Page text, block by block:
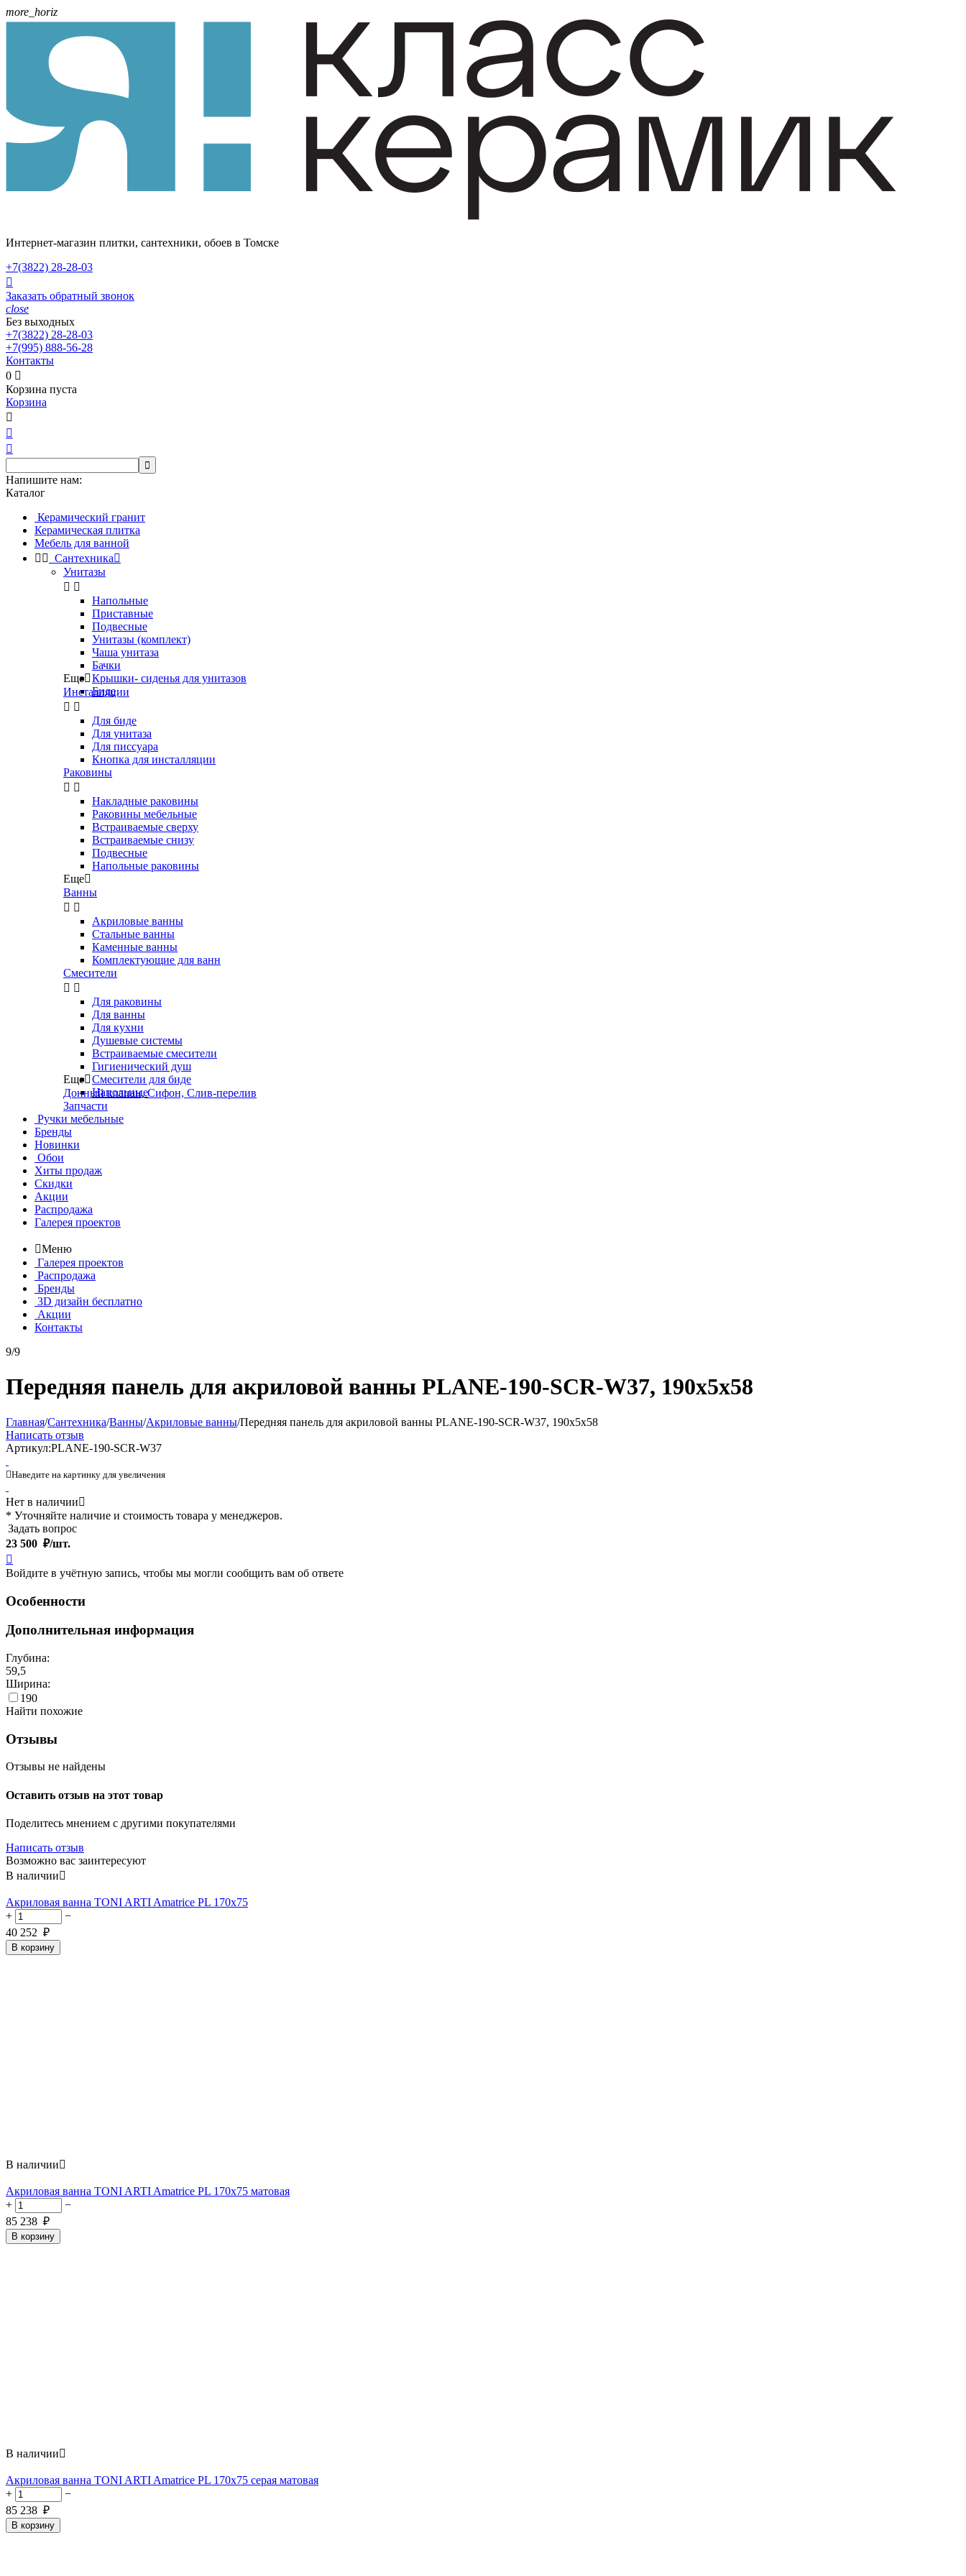
more_horiz
Интернет-магазин плитки, сантехники, обоев в Томске
+7(3822) 28-28-03

Заказать обратный звонок
close
Без выходных
+7(3822) 28-28-03
+7(995) 888-56-28
Контакты
0 
Корзина пуста
Корзина




Напишите нам:
Каталог
Керамический гранит
Керамическая плитка
Мебель для ванной
  Сантехника
Унитазы
 
Напольные
Приставные
Подвесные
Унитазы (комплект)
Чаша унитаза
Бачки
Крышки- сиденья для унитазов
Биде
Еще
Инсталляции
 
Для биде
Для унитаза
Для писсуара
Кнопка для инсталляции
Раковины
 
Накладные раковины
Раковины мебельные
Встраиваемые сверху
Встраиваемые снизу
Подвесные
Напольные раковины
Еще
Ванны
 
Акриловые ванны
Стальные ванны
Каменные ванны
Комплектующие для ванн
Смесители
 
Для раковины
Для ванны
Для кухни
Душевые системы
Встраиваемые смесители
Гигиенический душ
Смесители для биде
Напольные
Еще
Донный клапан, Сифон, Слив-перелив
Запчасти
Ручки мебельные
Бренды
Новинки
Обои
Хиты продаж
Скидки
Акции
Распродажа
Галерея проектов
Меню
Галерея проектов
Распродажа
Бренды
3D дизайн бесплатно
Акции
Контакты
9/9
Передняя панель для акриловой ванны PLANE-190-SCR-W37, 190x5x58
Главная/Сантехника/Ванны/Акриловые ванны/Передняя панель для акриловой ванны PLANE-190-SCR-W37, 190x5x58
Написать отзыв
Артикул:PLANE-190-SCR-W37
Наведите на картинку для увеличения
Нет в наличии
* Уточняйте наличие и стоимость товара у менеджеров.
Задать вопрос
23 500 ₽/шт.

Войдите в учётную запись, чтобы мы могли сообщить вам об ответе
Особенности
Дополнительная информация
Глубина:
59,5
Ширина:
190
Найти похожие
Отзывы
Отзывы не найдены
Оставить отзыв на этот товар
Поделитесь мнением с другими покупателями
Написать отзыв
Возможно вас заинтересуют
В наличии
Акриловая ванна TONI ARTI Amatrice PL 170x75
+
−
40 252 ₽
В корзину
В наличии
Акриловая ванна TONI ARTI Amatrice PL 170x75 матовая
+
−
85 238 ₽
В корзину
В наличии
Акриловая ванна TONI ARTI Amatrice PL 170x75 серая матовая
+
−
85 238 ₽
В корзину